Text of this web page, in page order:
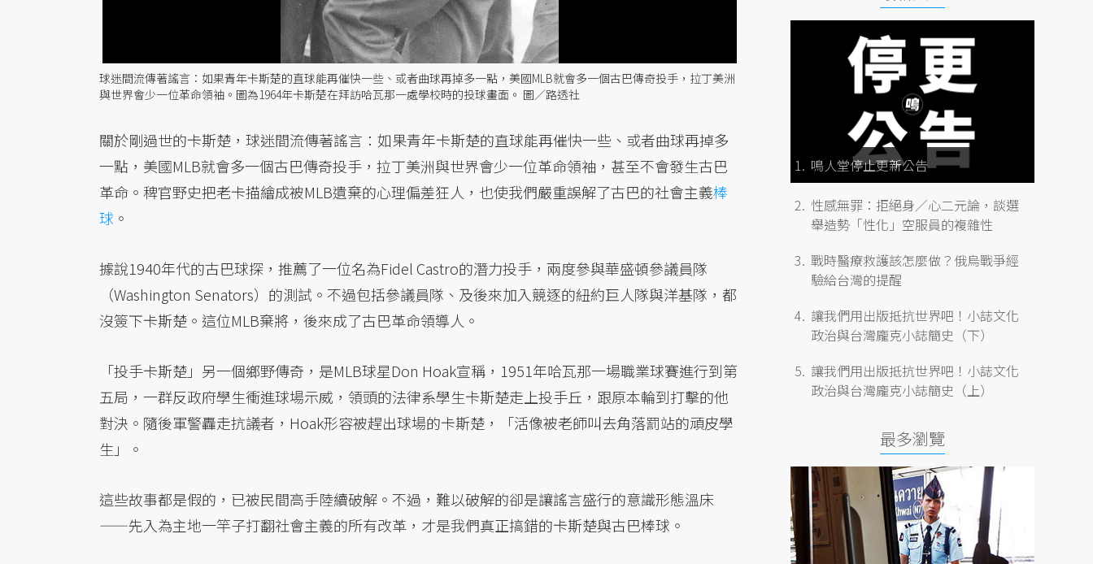
球迷間流傳著謠言：如果青年卡斯楚的直球能再催快一些、或者曲球再掉多一點，美國MLB就會多一個古巴傳奇投手，拉丁美洲
與世界會少一位革命領袖。圖為1964年卡斯楚在拜訪哈瓦那一處學校時的投球畫面。 圖／路透社
關於剛過世的卡斯楚，球迷間流傳著謠言：如果青年卡斯楚的直球能再催快一些、或者曲球再掉多
一點，美國MLB就會多一個古巴傳奇投手，拉丁美洲與世界會少一位革命領袖，甚至不會發生古巴
革命。稗官野史把老卡描繪成被MLB遺棄的心理偏差狂人，也使我們嚴重誤解了古巴的社會主義棒
球 。
據說1940年代的古巴球探，推薦了一位名為Fidel Castro的潛力投手，兩度參與華盛頓參議員隊
（Washington Senators）的測試。不過包括參議員隊、及後來加入競逐的紐約巨人隊與洋基隊，都
沒簽下卡斯楚。這位MLB棄將，後來成了古巴革命領導人。
「投手卡斯楚」另一個鄉野傳奇，是MLB球星Don Hoak宣稱，1951年哈瓦那一場職業球賽進行到第
五局，一群反政府學生衝進球場示威，領頭的法律系學生卡斯楚走上投手丘，跟原本輪到打擊的他
對決。隨後軍警轟走抗議者，Hoak形容被趕出球場的卡斯楚，「活像被老師叫去角落罰站的頑皮學
生」。
這些故事都是假的，已被民間高手陸續破解。不過，難以破解的卻是讓謠言盛行的意識形態溫床
——先入為主地一竿子打翻社會主義的所有改革，才是我們真正搞錯的卡斯楚與古巴棒球。
鳴人堂停止更新公告
性感無罪：拒絕身／心二元論，談選
舉造勢「性化」空服員的複雜性
戰時醫療救護該怎麼做？俄烏戰爭經
驗給台灣的提醒
讓我們用出版抵抗世界吧！小誌文化
政治與台灣龐克小誌簡史（下）
讓我們用出版抵抗世界吧！小誌文化
政治與台灣龐克小誌簡史（上）
最多瀏覽